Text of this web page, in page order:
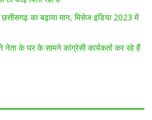
छत्तीसगढ़ का बढ़ाया मान, मिसेज इंडिया 2023 में
के घर के सामने कांग्रेसी कार्यकर्ता कर रहे हैं